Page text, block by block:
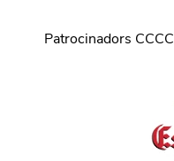
Patrocinadors CCCC